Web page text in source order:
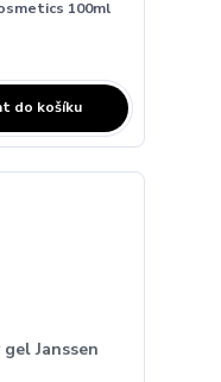
100ml
do košíku